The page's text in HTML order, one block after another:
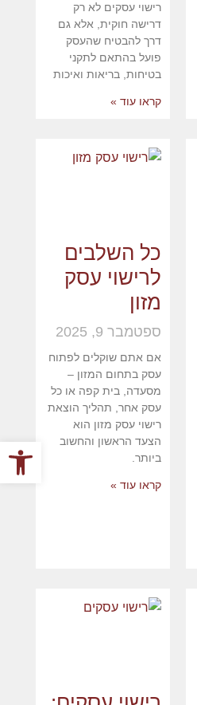
רישוי עסקים לא רק
דרישה חוקית, אלא גם
דרך להבטיח שהעסק
פועל בהתאם לתקני
בטיחות, בריאות ואיכות
קראו עוד »
כל השלבים
לרישוי עסק
מזון
ספטמבר 9, 2025
אם אתם שוקלים לפתוח
עסק בתחום המזון –
מסעדה, בית קפה או כל
עסק אחר, תהליך הוצאת
רישוי עסק מזון הוא
הצעד הראשון והחשוב
ביותר.
קראו עוד »
פתח